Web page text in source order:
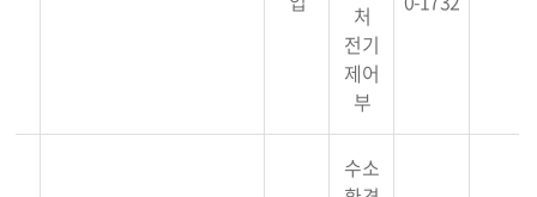
처
전기
제어
부
수소